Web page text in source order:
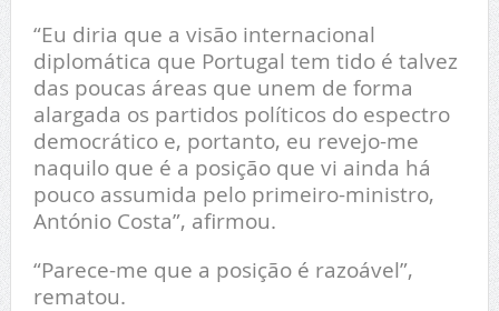
“Eu diria que a visão internacional
diplomática que Portugal tem tido é talvez
das poucas áreas que unem de forma
alargada os partidos políticos do espectro
democrático e, portanto, eu revejo-me
naquilo que é a posição que vi ainda há
pouco assumida pelo primeiro-ministro,
António Costa”, afirmou.
“Parece-me que a posição é razoável”,
rematou.